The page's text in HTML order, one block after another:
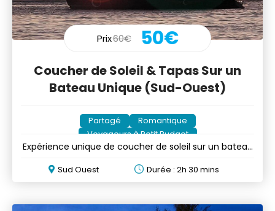
Prix60€ 50€
Coucher de Soleil & Tapas Sur un
Bateau Unique (Sud-Ouest)
Partagé
Romantique
Voyageurs à Petit Budget
Expérience unique de coucher de soleil sur un bateau
Sud Ouest Durée : 2h 30 mins